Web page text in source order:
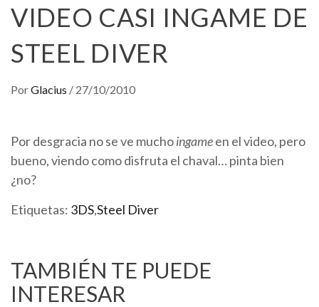
VIDEO CASI INGAME DE
STEEL DIVER
PorGlacius / 27/10/2010
Por desgracia no se ve muchoingameen el video, pero
bueno, viendo como disfruta el chaval… pinta bien
¿no?
Etiquetas: 3DS,Steel Diver
TAMBIÉN TE PUEDE
INTERESAR